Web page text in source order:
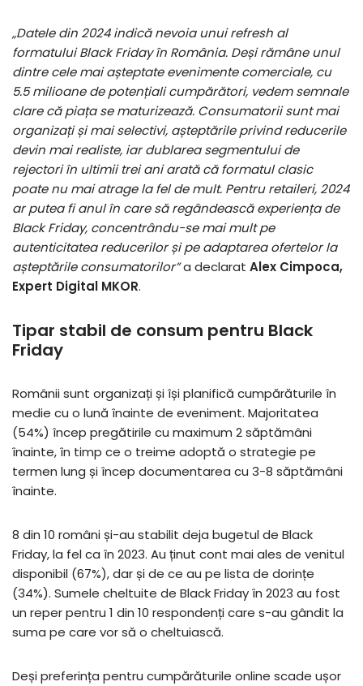
„Datele din 2024 indică nevoia unui refresh al
formatului Black Friday în România. Deși rămâne unul
dintre cele mai așteptate evenimente comerciale, cu
5.5 milioane de potențiali cumpărători, vedem semnale
clare că piața se maturizează. Consumatorii sunt mai
organizați și mai selectivi, așteptările privind reducerile
devin mai realiste, iar dublarea segmentului de
rejectori în ultimii trei ani arată că formatul clasic
poate nu mai atrage la fel de mult. Pentru retaileri, 2024
ar putea fi anul în care să regândească experiența de
Black Friday, concentrându-se mai mult pe
autenticitatea reducerilor și pe adaptarea ofertelor la
așteptările consumatorilor”a declarat Alex Cimpoca,
Expert Digital MKOR.
Tipar stabil de consum pentru Black
Friday
Românii sunt organizați și își planifică cumpărăturile în
medie cu o lună înainte de eveniment. Majoritatea
(54%) încep pregătirile cu maximum 2 săptămâni
înainte, în timp ce o treime adoptă o strategie pe
termen lung și încep documentarea cu 3-8 săptămâni
înainte.
8 din 10 români și-au stabilit deja bugetul de Black
Friday, la fel ca în 2023. Au ținut cont mai ales de venitul
disponibil (67%), dar și de ce au pe lista de dorințe
(34%). Sumele cheltuite de Black Friday în 2023 au fost
un reper pentru 1 din 10 respondenți care s-au gândit la
suma pe care vor să o cheltuiască.
Deși preferința pentru cumpărăturile online scade ușor